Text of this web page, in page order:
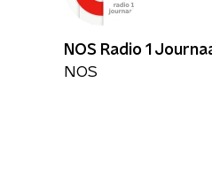
NOS Radio 1
NOS